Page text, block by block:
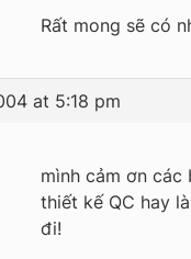
Rất mong sẽ có
at 5:18 pm
mình cảm ơn
thiết kế QC hay
đi!